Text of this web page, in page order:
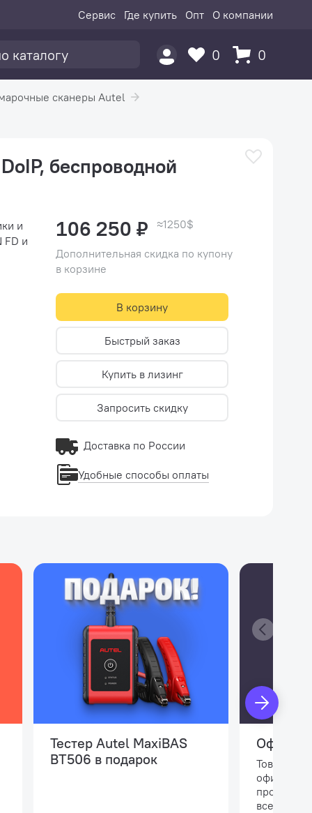
Сервис Где купить Опт О компании
0 0
сканеры Autel
беспроводной
и
FD и
106 250 ₽ ≈1250$
Дополнительная скидка по купону
в корзине
В корзину
Быстрый заказ
Купить в лизинг
Запросить скидку
Доставка по России
Удобные способы оплаты
Тестер Autel MaxiBAS
BT506 в подарок
Товар
всем